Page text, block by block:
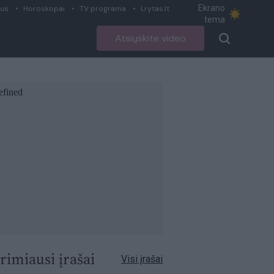
Horoskopai TV programa Lrytas.lt
Ekrano
tema
Atsiųskite video
įrašai Visi įrašai